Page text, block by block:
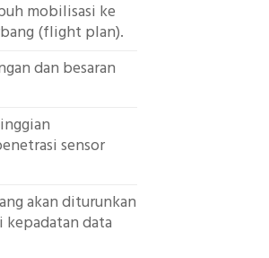
mobilisasi ke
(flight plan).
dan besaran
sensor
akan diturunkan
kepadatan data